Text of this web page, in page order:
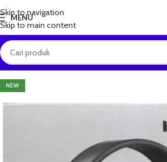
Skip to navigation
Skip to main content
MENU
NEW